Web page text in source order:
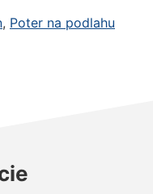
, Poter na podlahu